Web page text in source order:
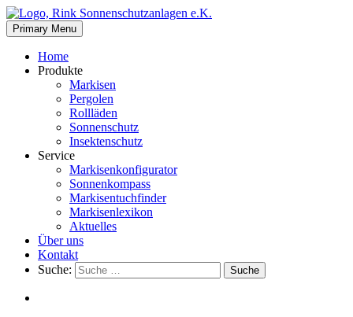
Primary Menu
Home
Produkte
Markisen
Pergolen
Rollläden
Sonnenschutz
Insektenschutz
Service
Markisen­­konfigurator
Sonnenkompass
Markisentuchfinder
Markisenlexikon
Aktuelles
Über uns
Kontakt
Suche:
Suche